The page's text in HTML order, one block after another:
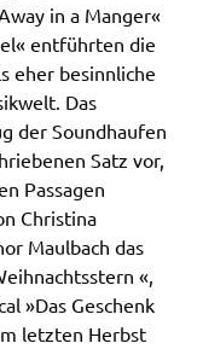
in a Manger«
entführten die
eher besinnliche
Das
der Soundhaufen
Satz vor,
Passagen
Christina
Maulbach das
«,
»Das Geschenk
letzten Herbst